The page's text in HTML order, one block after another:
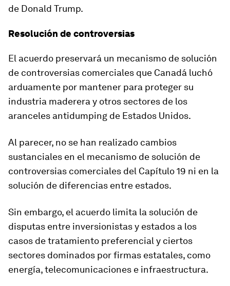
de Donald Trump.
Resolución de controversias
El acuerdo preservará un mecanismo de solución
de controversias comerciales que Canadá luchó
arduamente por mantener para proteger su
industria maderera y otros sectores de los
aranceles antidumping de Estados Unidos.
Al parecer, no se han realizado cambios
sustanciales en el mecanismo de solución de
controversias comerciales del Capítulo 19 ni en la
solución de diferencias entre estados.
Sin embargo, el acuerdo limita la solución de
disputas entre inversionistas y estados a los
casos de tratamiento preferencial y ciertos
sectores dominados por firmas estatales, como
energía, telecomunicaciones e infraestructura.